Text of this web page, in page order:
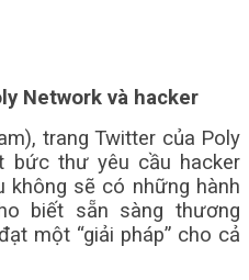
Network và hacker
trang Twitter của Poly
bức thư yêu cầu hacker
không sẽ có những hành
biết sẵn sàng thương
một “giải pháp” cho cả